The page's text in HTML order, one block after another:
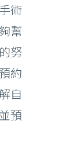
術
幫
努
約
自
預